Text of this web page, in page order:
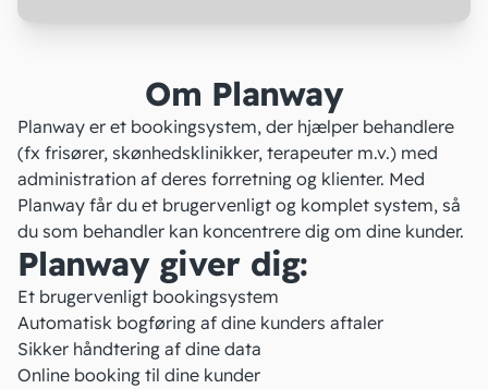
Om Planway
Planway er et bookingsystem, der hjælper behandlere
(fx frisører, skønhedsklinikker, terapeuter m.v.) med
administration af deres forretning og klienter. Med
Planway får du et brugervenligt og komplet system, så
du som behandler kan koncentrere dig om dine kunder.
Planway giver dig:
Et brugervenligt bookingsystem
Automatisk bogføring af dine kunders aftaler
Sikker håndtering af dine data
Online booking til dine kunder